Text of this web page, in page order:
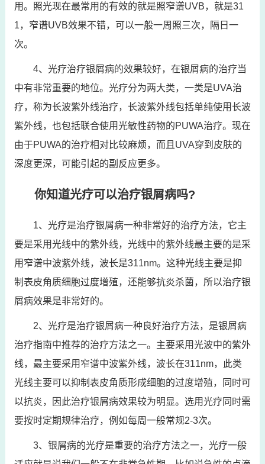
用。照光现在最常用的有效的就是照窄谱UVB，就是31
1，窄谱UVB效果不错，可以一般一周照三次，隔日一
次。
4、光疗治疗银屑病的效果较好，在银屑病的治疗当
中有非常重要的地位。光疗分为两大类，一类是UVA治
疗，称为长波紫外线治疗，长波紫外线包括单纯使用长波
紫外线，也包括联合使用光敏性药物的PUWA治疗。现在
由于PUWA的治疗相对比较麻烦，而且UVA穿到皮肤的
深度更深，可能引起的副反应更多。
你知道光疗可以治疗银屑病吗?
1、光疗是治疗银屑病一种非常好的治疗方法，它主
要是采用光线中的紫外线，光线中的紫外线最主要的是采
用窄谱中波紫外线，波长是311nm。这种光线主要是抑
制表皮角质细胞过度增殖，还能够抗炎杀菌，所以治疗银
屑病效果是非常好的。
2、光疗是治疗银屑病一种良好治疗方法，是银屑病
治疗指南中推荐的治疗方法之一。主要采用光波中的紫外
线，最主要采用窄谱中波紫外线，波长在311nm，此类
光线主要可以抑制表皮角质形成细胞的过度增殖，同时可
以抗炎，因此治疗银屑病效果较为明显。选用光疗同时需
要按时定期规律治疗，例如每周一般常规2-3次。
3、银屑病的光疗是重要的治疗方法之一，光疗一般